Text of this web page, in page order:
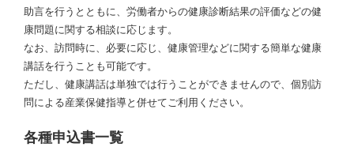
助言を行うとともに、労働者からの健康診断結果の評価などの健
康問題に関する相談に応じます。
なお、訪問時に、必要に応じ、健康管理などに関する簡単な健康
講話を行うことも可能です。
ただし、健康講話は単独では行うことができませんので、個別訪
問による産業保健指導と併せてご利用ください。
各種申込書一覧